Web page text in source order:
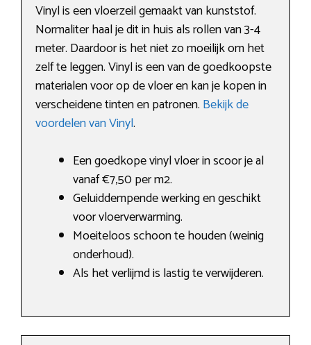
Vinyl is een vloerzeil gemaakt van kunststof.
Normaliter haal je dit in huis als rollen van 3-4
meter. Daardoor is het niet zo moeilijk om het
zelf te leggen. Vinyl is een van de goedkoopste
materialen voor op de vloer en kan je kopen in
verscheidene tinten en patronen. Bekijk de
voordelen van Vinyl.
Een goedkope vinyl vloer in scoor je al
vanaf €7,50 per m2.
Geluiddempende werking en geschikt
voor vloerverwarming.
Moeiteloos schoon te houden (weinig
onderhoud).
Als het verlijmd is lastig te verwijderen.